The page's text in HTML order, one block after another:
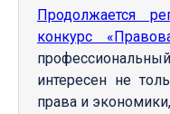
Продолжается
конкурс
интересен не
права и экономики,